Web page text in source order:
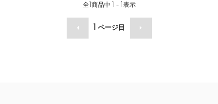
全1 商品中 1 - 1 表示
ページ目